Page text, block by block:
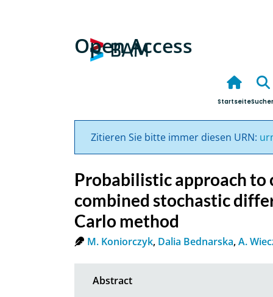
Open Access
Startseite
Zitieren Sie bitte immer diesen URN:
Probabilistic approach
combined stochastic
Carlo method
M. Koniorczyk, Dalia Bednarska,A.